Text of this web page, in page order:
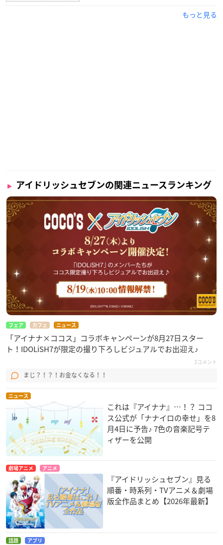
もっと見る
アイドリッシュセブンの関連ニュースランキング
フェア カフェ ニュース
「アイナナ×ココス」コラボキャンペーンが8月27日スター
ト！IDOLiSH7が限定の撮り下ろしビジュアルでお出迎え♪
3コメント
まじ？！？！お金なくなる！！
ニュース
これは『アイナナ』…！？ ココ
ス公式が「ナナイロの幸せ」を8
月4日に予告♪ 7色の音楽記号テ
ィザーを公開
劇場アニメ アニメ
『アイドリッシュセブン』見る
順番・時系列・TVアニメ＆劇場
版全作品まとめ【2026年最新】
話題 アプリ